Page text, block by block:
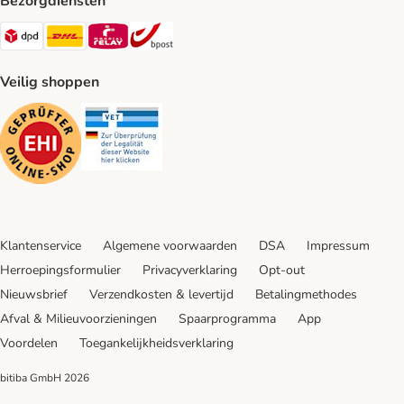
Dpd Shipping Method
DHL Shipping Method
Mondial Relay Shipping Method
Veilig shoppen
Security
Klantenservice Algemene voorwaarden DSA
Impressum
Herroepingsformulier
Privacyverklaring
Opt-out
Nieuwsbrief
Verzendkosten & levertijd
Betalingmethodes
Afval & Milieuvoorzieningen
Spaarprogramma
App
Voordelen
Toegankelijkheidsverklaring
bitiba GmbH 2026